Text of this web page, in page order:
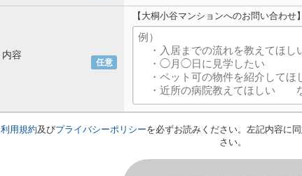
任意
内容
【大桐小谷マンションへのお問い合わせ
利用規約及びプライバシーポリシーを必ずお読みください。左記内容に
さい。